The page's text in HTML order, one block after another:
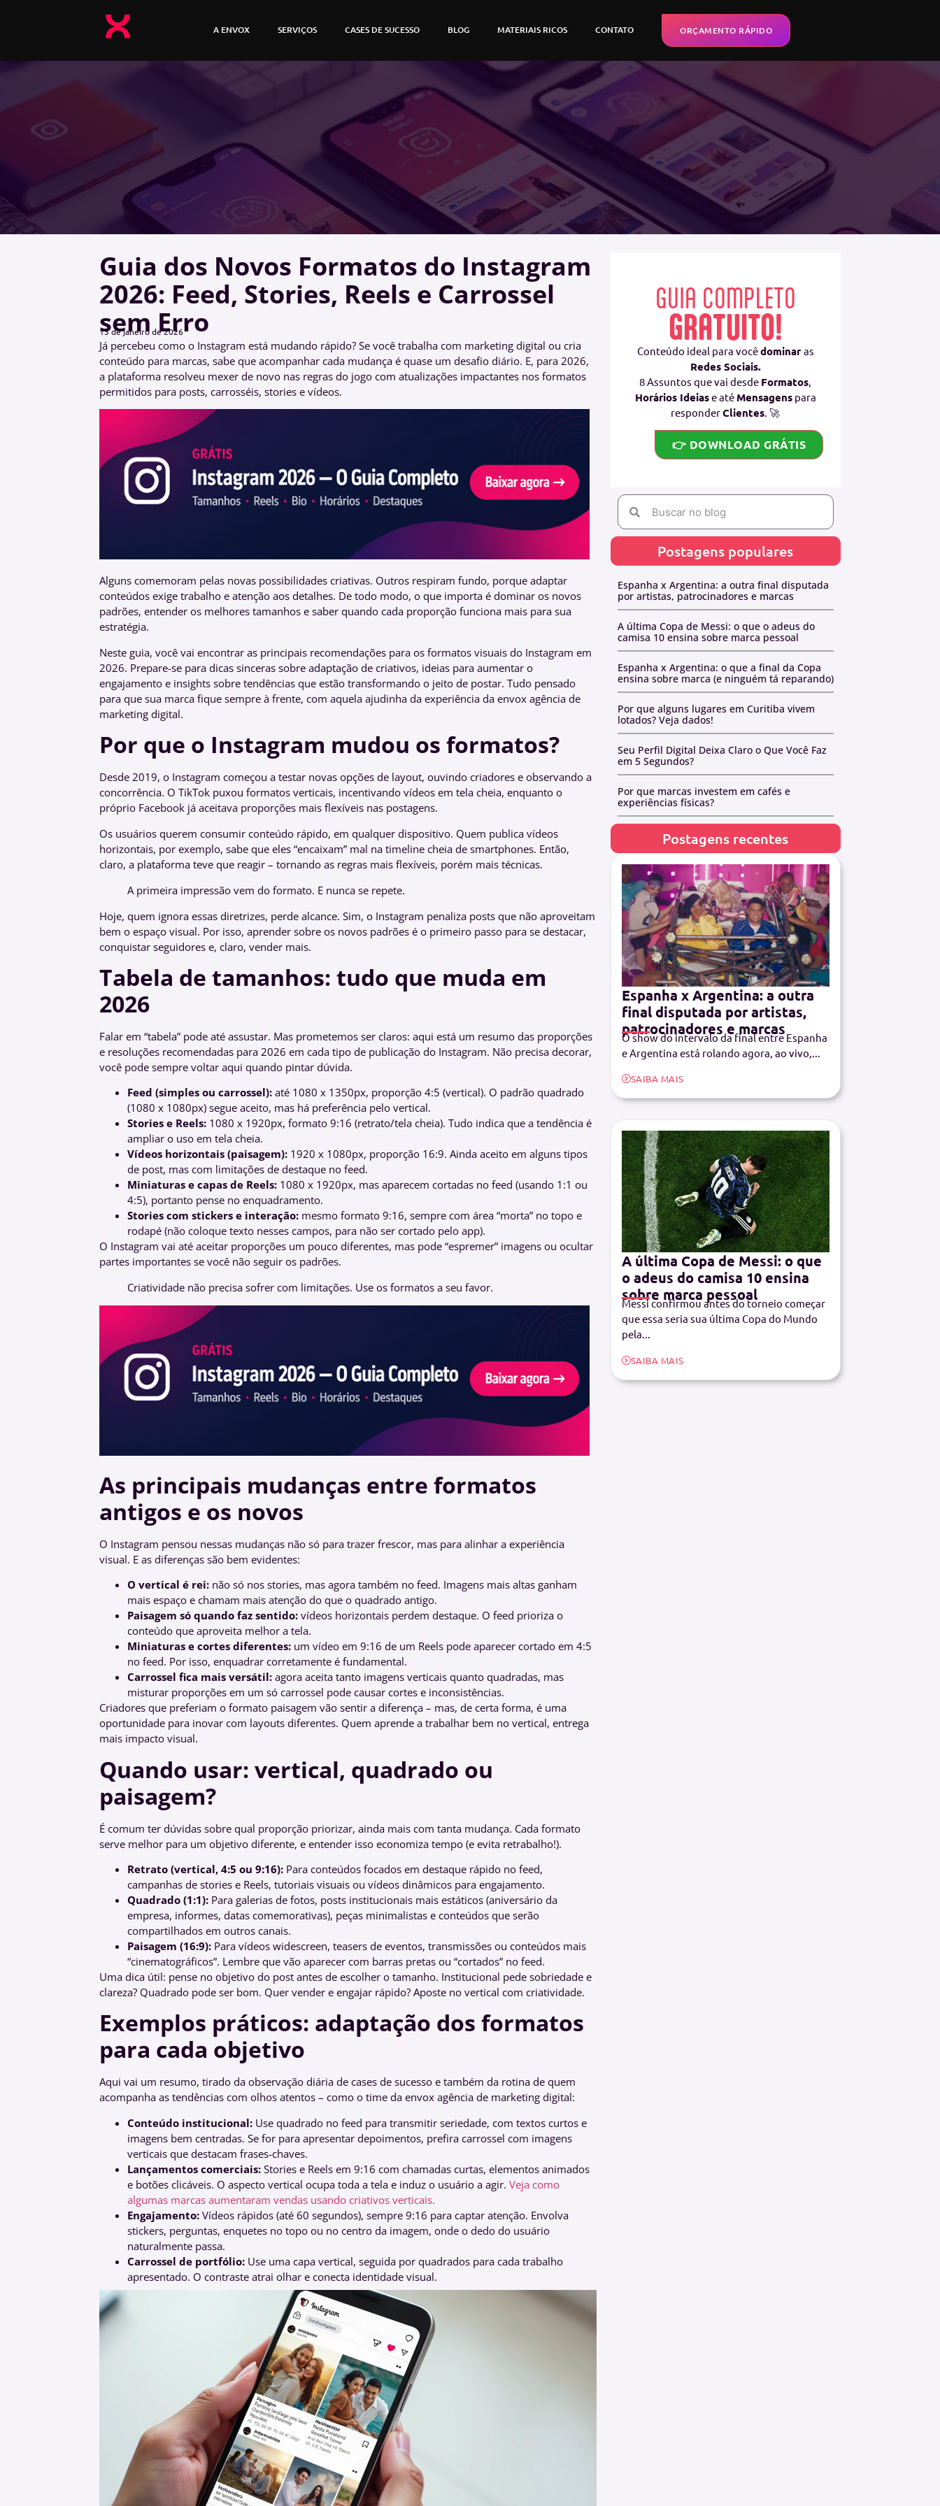
A ENVOX SERVIÇOS CASES DE SUCESSO BLOG MATERIAIS RICOS CONTATO ORÇAMENTO RÁPIDO
Guia dos Novos Formatos do Instagram
2026: Feed, Stories, Reels e Carrossel
sem Erro
13 de janeiro de 2026
Já percebeu como o Instagram está mudando rápido? Se você trabalha com marketing digital ou cria
conteúdo para marcas, sabe que acompanhar cada mudança é quase um desafio diário. E, para 2026,
a plataforma resolveu mexer de novo nas regras do jogo com atualizações impactantes nos formatos
permitidos para posts, carrosséis, stories e vídeos.
Alguns comemoram pelas novas possibilidades criativas. Outros respiram fundo, porque adaptar
conteúdos exige trabalho e atenção aos detalhes. De todo modo, o que importa é dominar os novos
padrões, entender os melhores tamanhos e saber quando cada proporção funciona mais para sua
estratégia.
Neste guia, você vai encontrar as principais recomendações para os formatos visuais do Instagram em
2026. Prepare-se para dicas sinceras sobre adaptação de criativos, ideias para aumentar o
engajamento e insights sobre tendências que estão transformando o jeito de postar. Tudo pensado
para que sua marca fique sempre à frente, com aquela ajudinha da experiência da envox agência de
marketing digital.
Por que o Instagram mudou os formatos?
Desde 2019, o Instagram começou a testar novas opções de layout, ouvindo criadores e observando a
concorrência. O TikTok puxou formatos verticais, incentivando vídeos em tela cheia, enquanto o
próprio Facebook já aceitava proporções mais flexíveis nas postagens.
Os usuários querem consumir conteúdo rápido, em qualquer dispositivo. Quem publica vídeos
horizontais, por exemplo, sabe que eles “encaixam” mal na timeline cheia de smartphones. Então,
claro, a plataforma teve que reagir – tornando as regras mais flexíveis, porém mais técnicas.
A primeira impressão vem do formato. E nunca se repete.
Hoje, quem ignora essas diretrizes, perde alcance. Sim, o Instagram penaliza posts que não aproveitam
bem o espaço visual. Por isso, aprender sobre os novos padrões é o primeiro passo para se destacar,
conquistar seguidores e, claro, vender mais.
Tabela de tamanhos: tudo que muda em
2026
Falar em “tabela” pode até assustar. Mas prometemos ser claros: aqui está um resumo das proporções
e resoluções recomendadas para 2026 em cada tipo de publicação do Instagram. Não precisa decorar,
você pode sempre voltar aqui quando pintar dúvida.
Feed (simples ou carrossel): até 1080 x 1350px, proporção 4:5 (vertical). O padrão quadrado
(1080 x 1080px) segue aceito, mas há preferência pelo vertical.
Stories e Reels: 1080 x 1920px, formato 9:16 (retrato/tela cheia). Tudo indica que a tendência é
ampliar o uso em tela cheia.
Vídeos horizontais (paisagem): 1920 x 1080px, proporção 16:9. Ainda aceito em alguns tipos
de post, mas com limitações de destaque no feed.
Miniaturas e capas de Reels: 1080 x 1920px, mas aparecem cortadas no feed (usando 1:1 ou
4:5), portanto pense no enquadramento.
Stories com stickers e interação: mesmo formato 9:16, sempre com área “morta” no topo e
rodapé (não coloque texto nesses campos, para não ser cortado pelo app).
O Instagram vai até aceitar proporções um pouco diferentes, mas pode “espremer” imagens ou ocultar
partes importantes se você não seguir os padrões.
Criatividade não precisa sofrer com limitações. Use os formatos a seu favor.
As principais mudanças entre formatos
antigos e os novos
O Instagram pensou nessas mudanças não só para trazer frescor, mas para alinhar a experiência
visual. E as diferenças são bem evidentes:
O vertical é rei: não só nos stories, mas agora também no feed. Imagens mais altas ganham
mais espaço e chamam mais atenção do que o quadrado antigo.
Paisagem só quando faz sentido: vídeos horizontais perdem destaque. O feed prioriza o
conteúdo que aproveita melhor a tela.
Miniaturas e cortes diferentes: um vídeo em 9:16 de um Reels pode aparecer cortado em 4:5
no feed. Por isso, enquadrar corretamente é fundamental.
Carrossel fica mais versátil: agora aceita tanto imagens verticais quanto quadradas, mas
misturar proporções em um só carrossel pode causar cortes e inconsistências.
Criadores que preferiam o formato paisagem vão sentir a diferença – mas, de certa forma, é uma
oportunidade para inovar com layouts diferentes. Quem aprende a trabalhar bem no vertical, entrega
mais impacto visual.
Quando usar: vertical, quadrado ou
paisagem?
É comum ter dúvidas sobre qual proporção priorizar, ainda mais com tanta mudança. Cada formato
serve melhor para um objetivo diferente, e entender isso economiza tempo (e evita retrabalho!).
Retrato (vertical, 4:5 ou 9:16): Para conteúdos focados em destaque rápido no feed,
campanhas de stories e Reels, tutoriais visuais ou vídeos dinâmicos para engajamento.
Quadrado (1:1): Para galerias de fotos, posts institucionais mais estáticos (aniversário da
empresa, informes, datas comemorativas), peças minimalistas e conteúdos que serão
compartilhados em outros canais.
Paisagem (16:9): Para vídeos widescreen, teasers de eventos, transmissões ou conteúdos mais
“cinematográficos”. Lembre que vão aparecer com barras pretas ou “cortados” no feed.
Uma dica útil: pense no objetivo do post antes de escolher o tamanho. Institucional pede sobriedade e
clareza? Quadrado pode ser bom. Quer vender e engajar rápido? Aposte no vertical com criatividade.
Exemplos práticos: adaptação dos formatos
para cada objetivo
Aqui vai um resumo, tirado da observação diária de cases de sucesso e também da rotina de quem
acompanha as tendências com olhos atentos – como o time da envox agência de marketing digital:
Conteúdo institucional: Use quadrado no feed para transmitir seriedade, com textos curtos e
imagens bem centradas. Se for para apresentar depoimentos, prefira carrossel com imagens
verticais que destacam frases-chaves.
Lançamentos comerciais: Stories e Reels em 9:16 com chamadas curtas, elementos animados
e botões clicáveis. O aspecto vertical ocupa toda a tela e induz o usuário a agir. Veja como
algumas marcas aumentaram vendas usando criativos verticais.
Engajamento: Vídeos rápidos (até 60 segundos), sempre 9:16 para captar atenção. Envolva
stickers, perguntas, enquetes no topo ou no centro da imagem, onde o dedo do usuário
naturalmente passa.
Carrossel de portfólio: Use uma capa vertical, seguida por quadrados para cada trabalho
apresentado. O contraste atrai olhar e conecta identidade visual.
GUIA COMPLETO
GRATUITO!
Conteúdo ideal para vocêdominar as
Redes Sociais.
8 Assuntos que vai desde Formatos,
Horários Ideiase até Mensagenspara
responderClientes. 🚀
👉 DOWNLOAD GRÁTIS
Postagens populares
Espanha x Argentina: a outra final disputada
por artistas, patrocinadores e marcas
A última Copa de Messi: o que o adeus do
camisa 10 ensina sobre marca pessoal
Espanha x Argentina: o que a final da Copa
ensina sobre marca (e ninguém tá reparando)
Por que alguns lugares em Curitiba vivem
lotados? Veja dados!
Seu Perfil Digital Deixa Claro o Que Você Faz
em 5 Segundos?
Por que marcas investem em cafés e
experiências físicas?
Postagens recentes
Espanha x Argentina: a outra
final disputada por artistas,
patrocinadores e marcas
O show do intervalo da final entre Espanha
e Argentina está rolando agora, ao vivo,...
SAIBA MAIS
A última Copa de Messi: o que
o adeus do camisa 10 ensina
sobre marca pessoal
Messi confirmou antes do torneio começar
que essa seria sua última Copa do Mundo
pela...
SAIBA MAIS